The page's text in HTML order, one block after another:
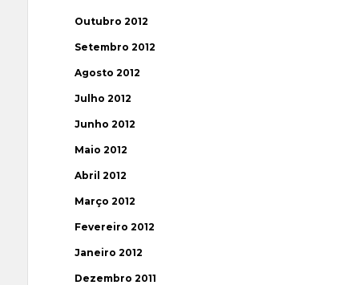
Outubro 2012
Setembro 2012
Agosto 2012
Julho 2012
Junho 2012
Maio 2012
Abril 2012
Março 2012
Fevereiro 2012
Janeiro 2012
Dezembro 2011